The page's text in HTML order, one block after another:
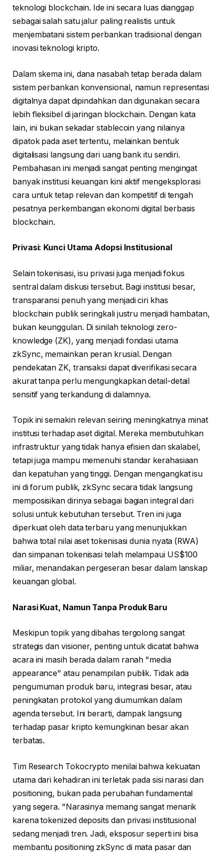
teknologi blockchain. Ide ini secara luas dianggap
sebagai salah satu jalur paling realistis untuk
menjembatani sistem perbankan tradisional dengan
inovasi teknologi kripto.
Dalam skema ini, dana nasabah tetap berada dalam
sistem perbankan konvensional, namun representasi
digitalnya dapat dipindahkan dan digunakan secara
lebih fleksibel di jaringan blockchain. Dengan kata
lain, ini bukan sekadar stablecoin yang nilainya
dipatok pada aset tertentu, melainkan bentuk
digitalisasi langsung dari uang bank itu sendiri.
Pembahasan ini menjadi sangat penting mengingat
banyak institusi keuangan kini aktif mengeksplorasi
cara untuk tetap relevan dan kompetitif di tengah
pesatnya perkembangan ekonomi digital berbasis
blockchain.
Privasi: Kunci Utama Adopsi Institusional
Selain tokenisasi, isu privasi juga menjadi fokus
sentral dalam diskusi tersebut. Bagi institusi besar,
transparansi penuh yang menjadi ciri khas
blockchain publik seringkali justru menjadi hambatan,
bukan keunggulan. Di sinilah teknologi zero-
knowledge (ZK), yang menjadi fondasi utama
zkSync, memainkan peran krusial. Dengan
pendekatan ZK, transaksi dapat diverifikasi secara
akurat tanpa perlu mengungkapkan detail-detail
sensitif yang terkandung di dalamnya.
Topik ini semakin relevan seiring meningkatnya minat
institusi terhadap aset digital. Mereka membutuhkan
infrastruktur yang tidak hanya efisien dan skalabel,
tetapi juga mampu memenuhi standar kerahasiaan
dan kepatuhan yang tinggi. Dengan mengangkat isu
ini di forum publik, zkSync secara tidak langsung
memposisikan dirinya sebagai bagian integral dari
solusi untuk kebutuhan tersebut. Tren ini juga
diperkuat oleh data terbaru yang menunjukkan
bahwa total nilai aset tokenisasi dunia nyata (RWA)
dan simpanan tokenisasi telah melampaui US$100
miliar, menandakan pergeseran besar dalam lanskap
keuangan global.
Narasi Kuat, Namun Tanpa Produk Baru
Meskipun topik yang dibahas tergolong sangat
strategis dan visioner, penting untuk dicatat bahwa
acara ini masih berada dalam ranah "media
appearance" atau penampilan publik. Tidak ada
pengumuman produk baru, integrasi besar, atau
peningkatan protokol yang diumumkan dalam
agenda tersebut. Ini berarti, dampak langsung
terhadap pasar kripto kemungkinan besar akan
terbatas.
Tim Research Tokocrypto menilai bahwa kekuatan
utama dari kehadiran ini terletak pada sisi narasi dan
positioning, bukan pada perubahan fundamental
yang segera. "Narasinya memang sangat menarik
karena tokenized deposits dan privasi institusional
sedang menjadi tren. Jadi, eksposur seperti ini bisa
membantu positioning zkSync di mata pasar dan